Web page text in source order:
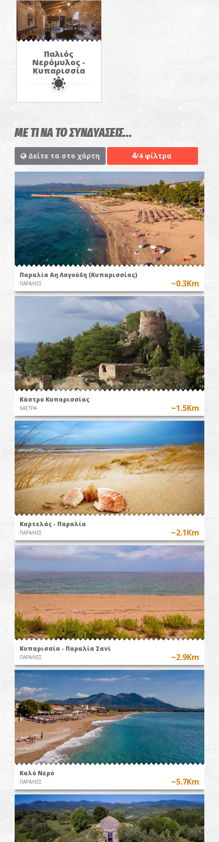
Παλιός
Νερόμυλος -
Κυπαρισσία
ΜΕ ΤΙ ΝΑ ΤΟ ΣΥΝΔΥΑΣΕΙΣ...
Δείτε τα στο χάρτη 4/4 φίλτρα
Παραλία Αη Λαγούδη (Κυπαρισσίας)
ΠΑΡΑΛΙΕΣ ~0.3Km
Κάστρο Κυπαρισσίας
ΚΑΣΤΡΑ ~1.5Km
Καρτελάς - Παραλία
ΠΑΡΑΛΙΕΣ ~2.1Km
Κυπαρισσία - Παραλία Σανί
ΠΑΡΑΛΙΕΣ ~2.9Km
Καλό Nερό
ΠΑΡΑΛΙΕΣ ~5.7Km